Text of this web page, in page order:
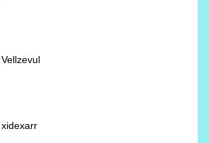
Vellzevul
xidexarr